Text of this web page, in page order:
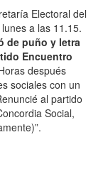
Electoral del
a las 11.15.
de puño y letra
Encuentro
después
sociales con un
al partido
Social,